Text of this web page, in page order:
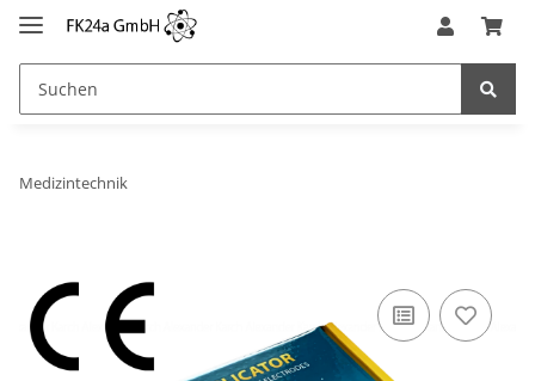
Medizintechnik